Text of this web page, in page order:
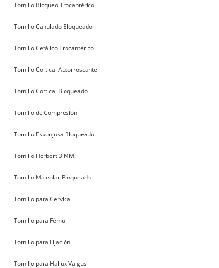
Tornillo Bloqueo Trocantérico
Tornillo Canulado Bloqueado
Tornillo Cefálico Trocantérico
Tornillo Cortical Autorroscante
Tornillo Cortical Bloqueado
Tornillo de Compresión
Tornillo Esponjosa Bloqueado
Tornillo Herbert 3 MM.
Tornillo Maleolar Bloqueado
Tornillo para Cervical
Tornillo para Fémur
Tornillo para Fijación
Tornillo para Hallux Valgus